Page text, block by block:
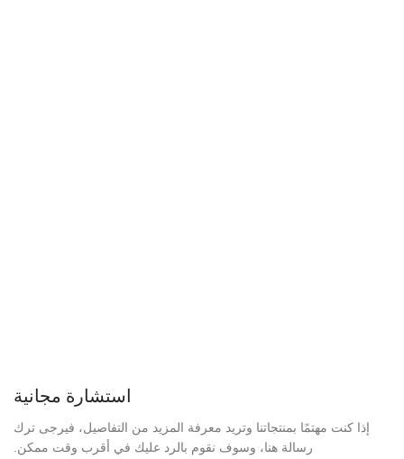
استشارة مجانية
إذا كنت مهتمًا بمنتجاتنا وتريد معرفة المزيد من التفاصيل، فيرجى ترك
رسالة هنا، وسوف نقوم بالرد عليك في أقرب وقت ممكن.